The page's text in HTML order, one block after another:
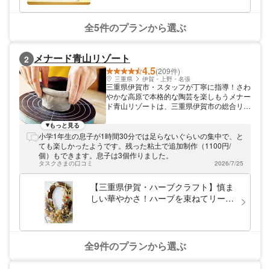
全5件のプランから選ぶ
2 メナード青山リゾート
4.5(209件)
三重県 伊賀・上野・名張
三重県伊賀市・スタッフが丁寧に指導！さわ
やかな高原で本格的な陶芸を楽しもうメナー
ド青山リゾートは、三重県伊賀市の総合リラ
頭すれば、心からリラックスできますよ。薪
で焼く穴窯を備え、手びねりや電動ろくろな
どのプランをご用意。陶芸作家気分で制作し
ましょう。スタッフのサポートで初心者も楽
しめます。お気軽にお越しください。
もっと見る
小学1年生の息子が1時間30分では足らないぐらいの集中で、と
ても楽しかったようです。残った粘土で追加制作（1100円/
個）もできます。息子は3個作りました。
タスクさまの口コミ 2026/7/25
【三重県伊賀・ハーブクラフト】慎ま
しい華やかさ！ハーブを束ねてリース
全9件のプランから選ぶ